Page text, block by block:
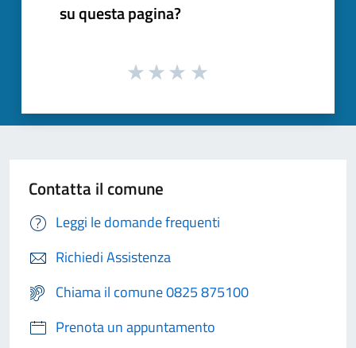
su questa pagina?
Contatta il comune
Leggi le domande frequenti
Richiedi Assistenza
Chiama il comune 0825 875100
Prenota un appuntamento